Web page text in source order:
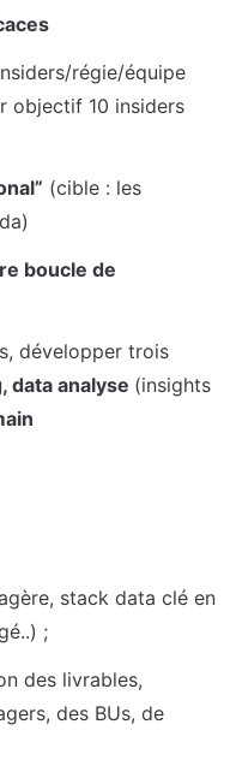
régie/équipe
objectif 10 insiders
(cible : les
boucle de
développer trois
data analyse (insights
stack data clé en
;
des livrables,
des BUs, de